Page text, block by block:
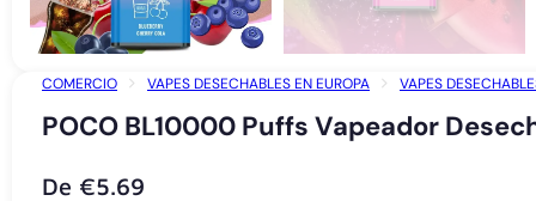
COMERCIO VAPES DESECHABLES EN EUROPA VAPES
POCO BL10000 Puffs Vapeador
De €5.69